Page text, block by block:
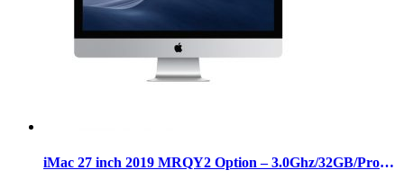
iMac 27 inch 2019 MRQY2 Option – 3.0Ghz/32GB/Pro 570X